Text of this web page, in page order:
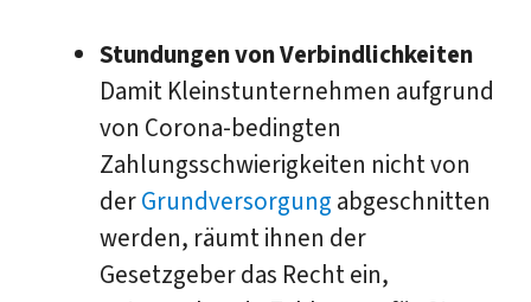
Stundungen von Verbindlichkeiten
Damit Kleinstunternehmen aufgrund
von Corona-bedingten
Zahlungsschwierigkeiten nicht von
derGrundversorgung abgeschnitten
werden, räumt ihnen der
Gesetzgeber das Recht ein,